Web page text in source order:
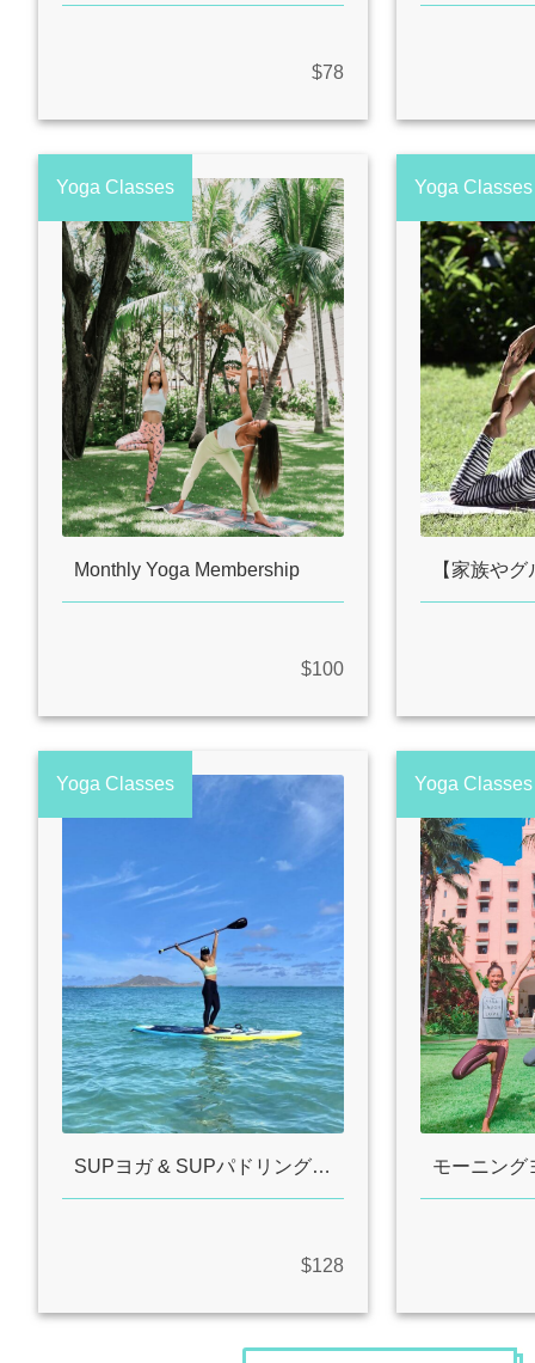
$78
Yoga Classes
Monthly Yoga Membership
$100
Yoga Classes
Yoga Classes
SUPヨガ & SUPパドリング！ ウミガメに会いに行こう！
$128
Yoga Classes